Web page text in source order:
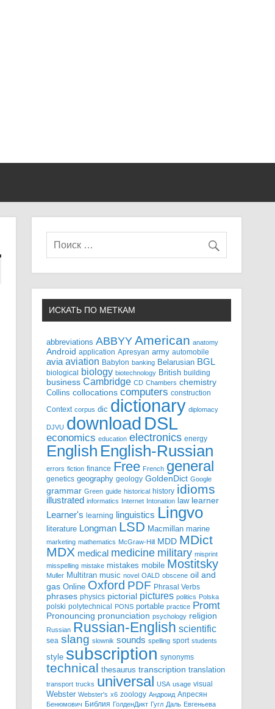
ИСКАТЬ ПО МЕТКАМ
abbreviations ABBYY American anatomy
Android application Apresyan army automobile
avia aviation Babylon banking Belarusian BGL
biological biology biotechnology British building
business Cambridge CD Chambers chemistry
Collins collocations computers construction
Context corpus dic dictionary diplomacy
DJVU download DSL
economics education electronics energy
English English-Russian
errors fiction finance Free French general
genetics geography geology GoldenDict Google
grammar Green guide historical history idioms
illustrated informatics Internet Intonation law learner
Learner's learning linguistics Lingvo
literature Longman LSD Macmillan marine
marketing mathematics McGraw-Hill MDD MDict
MDX medical medicine military misprint
misspelling mistake mistakes mobile Mostitsky
Muller Multitran music novel OALD obscene oil and
gas Online Oxford PDF Phrasal Verbs
phrases physics pictorial pictures politics Polska
polski polytechnical PONS portable practice Promt
Pronouncing pronunciation psychology religion
Russian Russian-English scientific
sea slang slownik sounds spelling sport students
style subscription synonyms
technical thesaurus transcription translation
transport trucks universal USA usage visual
Webster Webster's x6 zoology Андроид Апресян
Бенюмович Библия ГолденДикт Гугл Даль Евгеньева